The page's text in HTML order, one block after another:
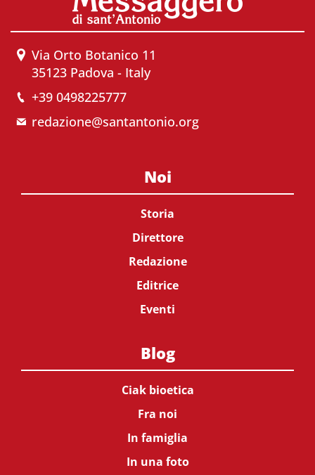
Via Orto Botanico 11
35123 Padova - Italy
+39 0498225777
redazione@santantonio.org
Noi
Storia
Direttore
Redazione
Editrice
Eventi
Blog
Ciak bioetica
Fra noi
In famiglia
In una foto